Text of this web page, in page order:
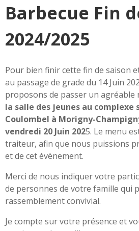
Barbecue Fin
2024/2025
Pour bien finir cette fin de saison
au passage de grade du 14 Juin
proposons de passer un agréable
la salle des jeunes au
Coulombel à Morigny-
vendredi 20 Juin 2025. Le menu
traiteur, afin que nous puissions
et de cet évènement.
Merci de nous indiquer votre
de personnes de votre famille qui
rassemblement convivial.
Je compte sur votre présence et